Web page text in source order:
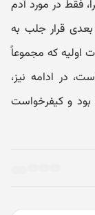
فقط در مورد آدم
بعدی قرار جلب به
اولیه که مجموعاً
در ادامه نیز،
و کیفرخواست